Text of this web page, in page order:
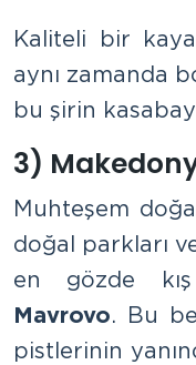
Kaliteli bir
aynı zamanda
bu şirin
3)
Muhteşem
doğal parkları
en gözde
Mavrovo. Bu
pistlerinin